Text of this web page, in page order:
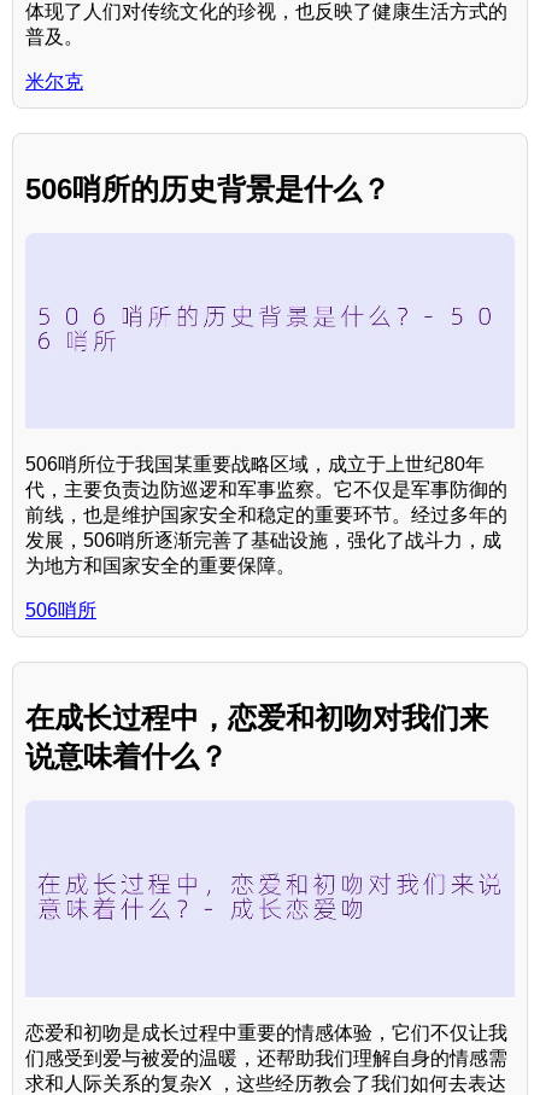
体现了人们对传统文化的珍视，也反映了健康生活方式的
普及。
米尔克
506哨所的历史背景是什么？
506哨所位于我国某重要战略区域，成立于上世纪80年
代，主要负责边防巡逻和军事监察。它不仅是军事防御的
前线，也是维护国家安全和稳定的重要环节。经过多年的
发展，506哨所逐渐完善了基础设施，强化了战斗力，成
为地方和国家安全的重要保障。
506哨所
在成长过程中，恋爱和初吻对我们来
说意味着什么？
恋爱和初吻是成长过程中重要的情感体验，它们不仅让我
们感受到爱与被爱的温暖，还帮助我们理解自身的情感需
求和人际关系的复杂X ，这些经历教会了我们如何去表达